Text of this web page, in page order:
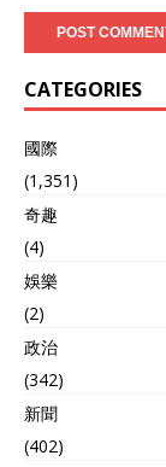
CATEGORIES
國際
(1,351)
奇趣
(4)
娛樂
(2)
政治
(342)
新聞
(402)